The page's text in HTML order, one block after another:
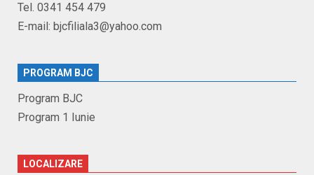
Tel. 0341 454 479
E-mail: bjcfiliala3@yahoo.com
PROGRAM BJC
Program BJC
Program 1 Iunie
LOCALIZARE